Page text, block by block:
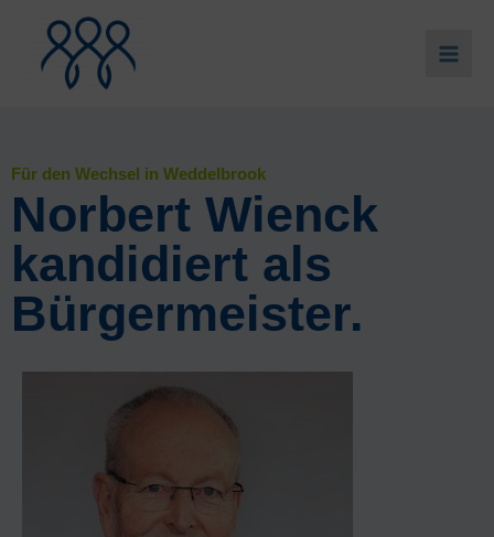
springen
Für den Wechsel in Weddelbrook
Norbert Wienck
kandidiert als
Bürgermeister.